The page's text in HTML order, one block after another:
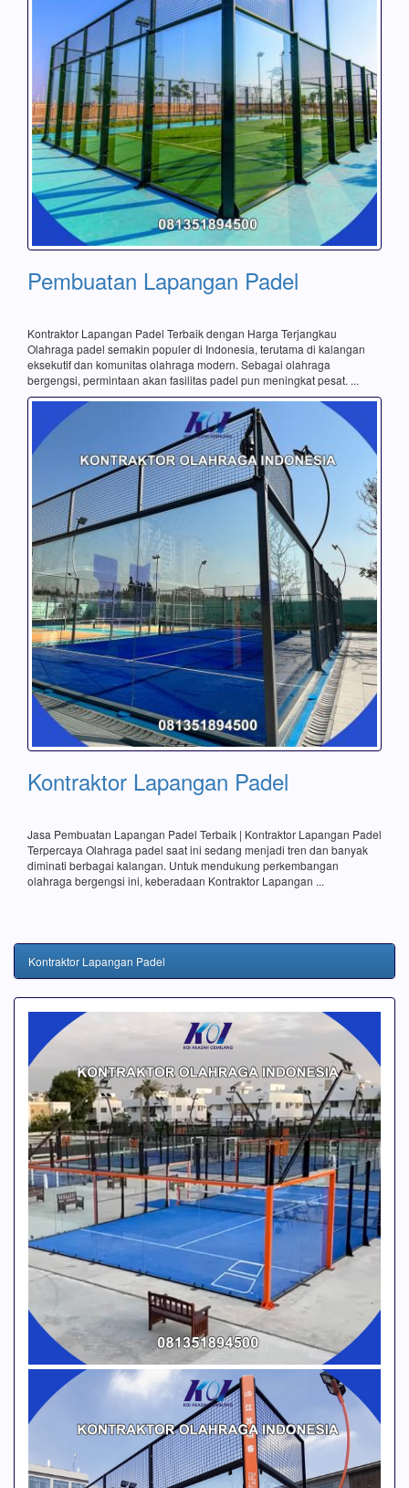
Pembuatan Lapangan Padel
Kontraktor Lapangan Padel Terbaik dengan Harga Terjangkau
Olahraga padel semakin populer di Indonesia, terutama di kalangan
eksekutif dan komunitas olahraga modern. Sebagai olahraga
bergengsi, permintaan akan fasilitas padel pun meningkat pesat. ...
Kontraktor Lapangan Padel
Jasa Pembuatan Lapangan Padel Terbaik | Kontraktor Lapangan Padel
Terpercaya Olahraga padel saat ini sedang menjadi tren dan banyak
diminati berbagai kalangan. Untuk mendukung perkembangan
olahraga bergengsi ini, keberadaan Kontraktor Lapangan ...
Kontraktor Lapangan Padel